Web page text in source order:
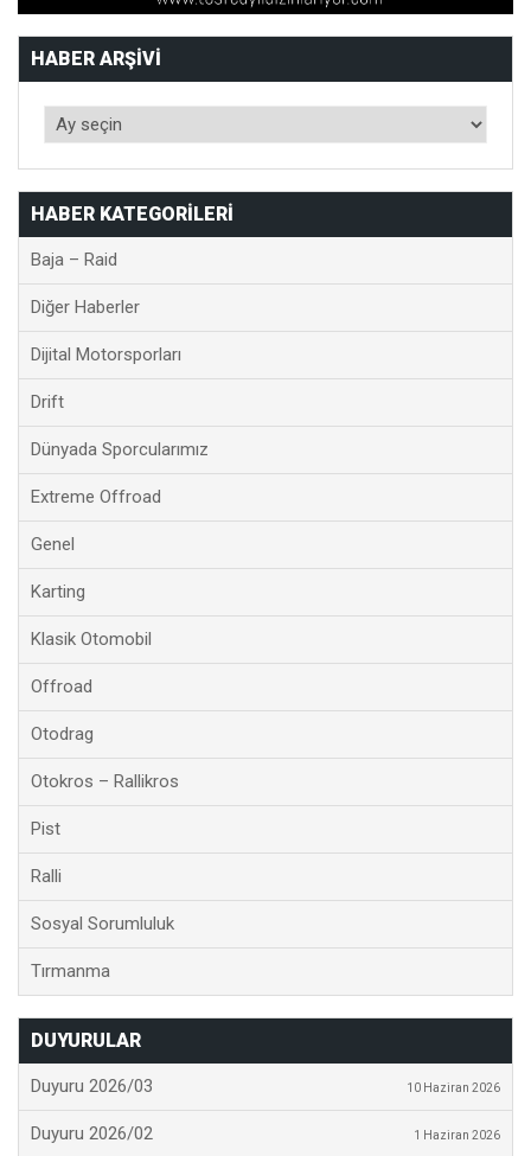
HABER ARŞIVI
HABER KATEGORILERI
Baja – Raid
Diğer Haberler
Dijital Motorsporları
Drift
Dünyada Sporcularımız
Extreme Offroad
Genel
Karting
Klasik Otomobil
Offroad
Otodrag
Otokros – Rallikros
Pist
Ralli
Sosyal Sorumluluk
Tırmanma
DUYURULAR
Duyuru 2026/03 10 Haziran 2026
Duyuru 2026/02 1 Haziran 2026